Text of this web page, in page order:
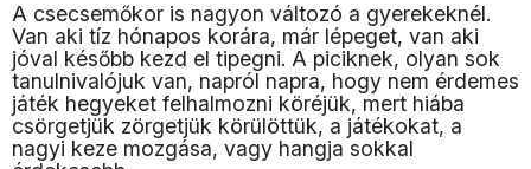
A csecsemőkor is nagyon változó a gyerekeknél.
Van aki tíz hónapos korára, már lépeget, van aki
jóval később kezd el tipegni. A piciknek, olyan sok
tanulnivalójuk van, napról napra, hogy nem érdemes
játék hegyeket felhalmozni köréjük, mert hiába
csörgetjük zörgetjük körülöttük, a játékokat, a
nagyi keze mozgása, vagy hangja sokkal